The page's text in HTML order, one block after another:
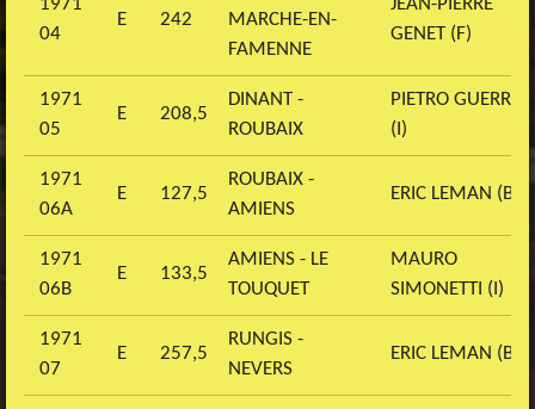
1971
04
E 242
MARCHE-EN-
FAMENNE
JEAN-PIERRE
GENET (F)
1971
05
E 208,5
DINANT -
ROUBAIX
PIETRO GUERRA
(I)
1971
06A
E 127,5
ROUBAIX -
AMIENS
ERIC LEMAN (B)
1971
06B
E 133,5
AMIENS - LE
TOUQUET
MAURO
SIMONETTI (I)
1971
07
E 257,5
RUNGIS -
NEVERS
ERIC LEMAN (B)